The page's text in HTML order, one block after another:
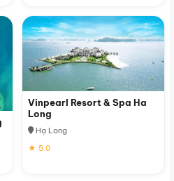
Vinpearl Resort & Spa Ha
Long
Hạ Long
★ 5.0